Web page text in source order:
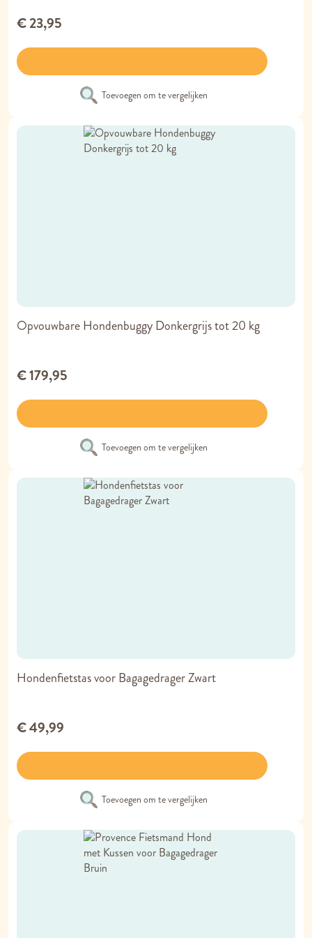
€ 23,95
Toevoegen om te vergelijken
Opvouwbare Hondenbuggy Donkergrijs tot 20 kg
€ 179,95
Toevoegen om te vergelijken
Hondenfietstas voor Bagagedrager Zwart
€ 49,99
Toevoegen om te vergelijken